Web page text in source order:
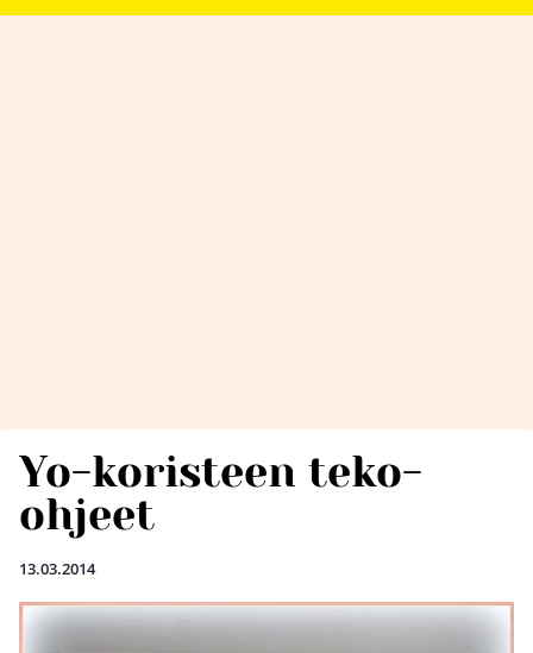
Yo-koristeen teko-
ohjeet
13.03.2014